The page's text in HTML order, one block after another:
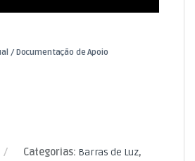
/ Documentação de Apoio
Categorias: Barras de Luz,